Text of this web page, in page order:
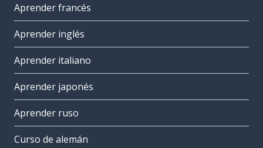
Aprender francés
Aprender inglés
Aprender italiano
Aprender japonés
Aprender ruso
Curso de alemán